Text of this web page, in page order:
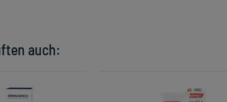
auch: